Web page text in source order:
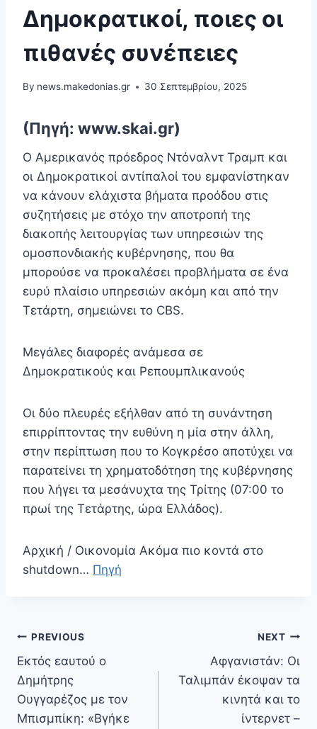
Δημοκρατικοί, ποιες οι
πιθανές συνέπειες
By news.makedonias.gr 30 Σεπτεμβρίου, 2025
(Πηγή: www.skai.gr)
Ο Αμερικανός πρόεδρος Ντόναλντ Τραμπ και
οι Δημοκρατικοί αντίπαλοί του εμφανίστηκαν
να κάνουν ελάχιστα βήματα προόδου στις
συζητήσεις με στόχο την αποτροπή της
διακοπής λειτουργίας των υπηρεσιών της
ομοσπονδιακής κυβέρνησης, που θα
μπορούσε να προκαλέσει προβλήματα σε ένα
ευρύ πλαίσιο υπηρεσιών ακόμη και από την
Τετάρτη, σημειώνει το CBS.
Μεγάλες διαφορές ανάμεσα σε
Δημοκρατικούς και Ρεπουμπλικανούς
Οι δύο πλευρές εξήλθαν από τη συνάντηση
επιρρίπτοντας την ευθύνη η μία στην άλλη,
στην περίπτωση που το Κογκρέσο αποτύχει να
παρατείνει τη χρηματοδότηση της κυβέρνησης
που λήγει τα μεσάνυχτα της Τρίτης (07:00 το
πρωί της Τετάρτης, ώρα Ελλάδος).
Αρχική / Οικονομία Aκόμα πιο κοντά στο
shutdown… Πηγή
Πλοήγηση
άρθρων
PREVIOUS
Εκτός εαυτού ο
Δημήτρης
Ουγγαρέζος με τον
Μπισμπίκη: «Βγήκε
NEXT
Αφγανιστάν: Οι
Ταλιμπάν έκοψαν τα
κινητά και το
ίντερνετ –